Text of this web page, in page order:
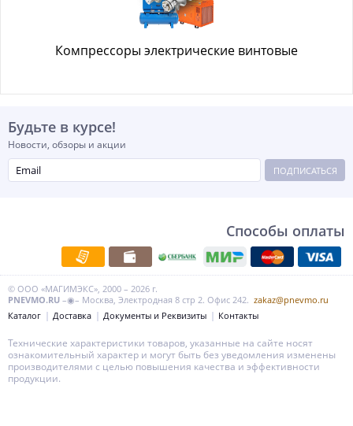
Компрессоры электрические винтовые
Будьте в курсе!
Новости, обзоры и акции
ПОДПИСАТЬСЯ
Способы оплаты
© ООО «МАГИМЭКС», 2000 – 2026 г.
PNEVMO.RU –◉– Москва, Электродная 8 стр 2. Офис 242. zakaz@pnevmo.ru
Каталог
Доставка Документы и Реквизиты Контакты
Технические характеристики товаров, указанные на сайте носят
ознакомительный характер и могут быть без уведомления изменены
производителями с целью повышения качества и эффективности
продукции.